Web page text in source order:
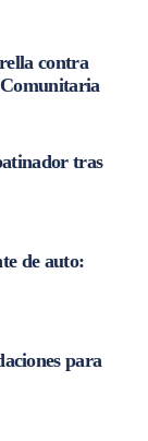
contra
tras
de auto:
para